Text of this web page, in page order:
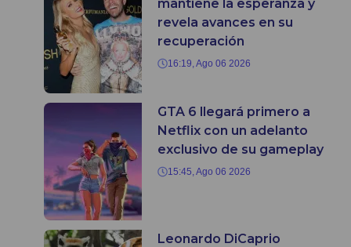
mantiene la esperanza y
revela avances en su
recuperación
16:19, Ago 06 2026
GTA 6 llegará primero a
Netflix con un adelanto
exclusivo de su gameplay
15:45, Ago 06 2026
Leonardo DiCaprio